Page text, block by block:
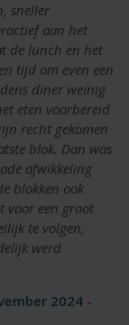
sneller
aan het
de lunch en het
tijd om even een
diner weinig
eten voorbereid
recht gekomen
blok. Dan was
afwikkeling
blokken ook
voor een groot
te volgen,
werd
2024 -